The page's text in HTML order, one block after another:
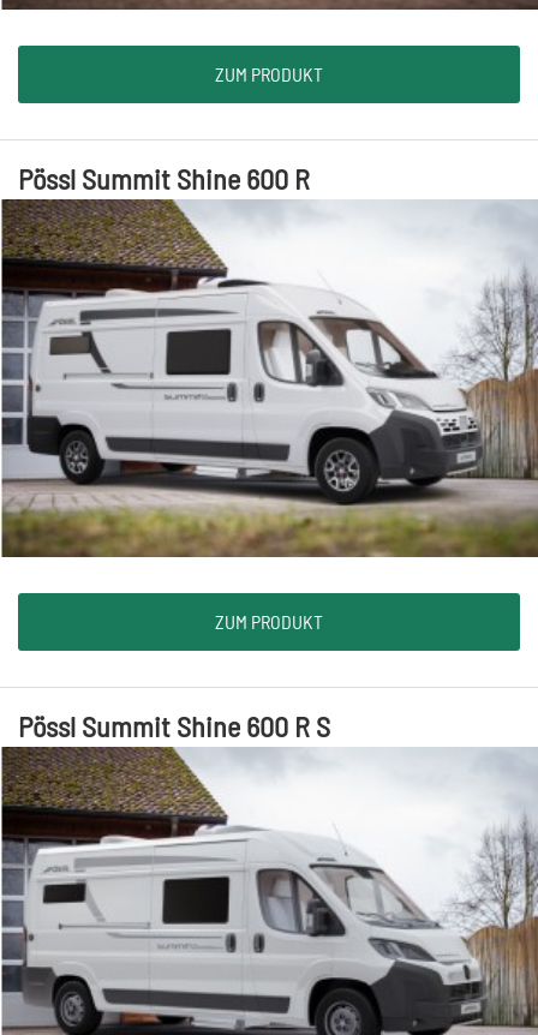
ZUM PRODUKT
Pössl Summit Shine 600 R
ZUM PRODUKT
Pössl Summit Shine 600 R S